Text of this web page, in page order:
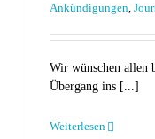
Ankündigungen,
Wir wünschen allen
Übergang ins [...]
Weiterlesen